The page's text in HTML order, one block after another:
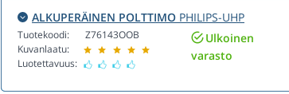
ALKUPERÄINEN POLTTIMO PHILIPS-UHP
Tuotekoodi:
Kuvanlaatu:
Luotettavuus:
Z76143OOB
Ulkoinen
varasto